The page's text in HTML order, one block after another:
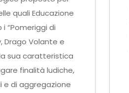
quali Educazione
“Pomeriggi di
Drago Volante e
sua caratteristica
finalità ludiche,
e di aggregazione